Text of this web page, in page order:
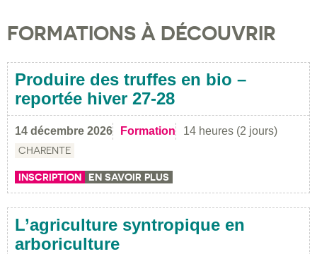
FORMATIONS À DÉCOUVRIR
Produire des truffes en bio –
reportée hiver 27-28
14 décembre 2026 Formation 14 heures (2 jours)
CHARENTE
INSCRIPTION EN SAVOIR PLUS
L’agriculture syntropique en
arboriculture